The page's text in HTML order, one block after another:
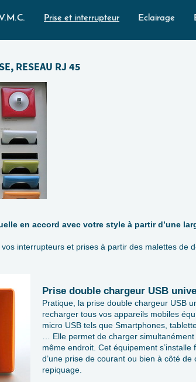
Prise et interrupteur Eclairage
RESEAU RJ 45
en accord avec votre style à partir d’une
interrupteurs et prises à partir des malettes de
Prise double chargeur USB
Pratique, la prise double chargeur USB
recharger tous vos appareils mobiles
micro USB tels que Smartphones,
… Elle permet de charger
même endroit. Cet équipement s’installe
d’une prise de courant ou bien à côté de
repiquage.